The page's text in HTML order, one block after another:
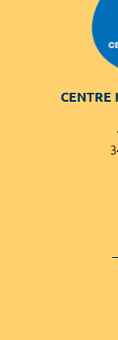
CENTRE